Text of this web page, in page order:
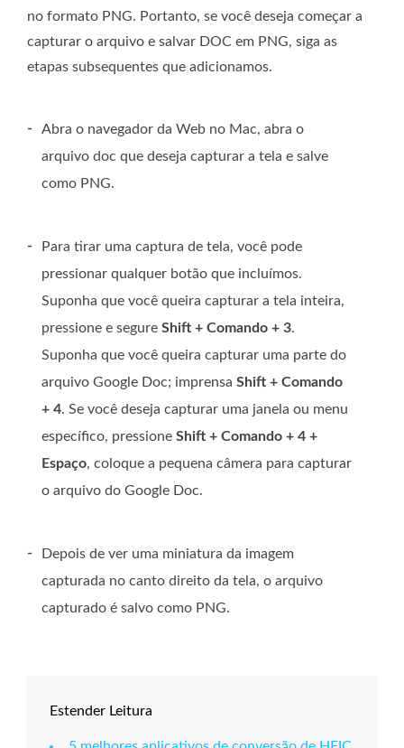
no formato PNG. Portanto, se você deseja começar a
capturar o arquivo e salvar DOC em PNG, siga as
etapas subsequentes que adicionamos.
-
Abra o navegador da Web no Mac, abra o
arquivo doc que deseja capturar a tela e salve
como PNG.
-
Para tirar uma captura de tela, você pode
pressionar qualquer botão que incluímos.
Suponha que você queira capturar a tela inteira,
pressione e segure Shift + Comando + 3.
Suponha que você queira capturar uma parte do
arquivo Google Doc; imprensa Shift + Comando
+ 4. Se você deseja capturar uma janela ou menu
específico, pressione Shift + Comando + 4 +
Espaço, coloque a pequena câmera para capturar
o arquivo do Google Doc.
-
Depois de ver uma miniatura da imagem
capturada no canto direito da tela, o arquivo
capturado é salvo como PNG.
Estender Leitura